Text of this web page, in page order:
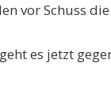
vor Schuss
es jetzt